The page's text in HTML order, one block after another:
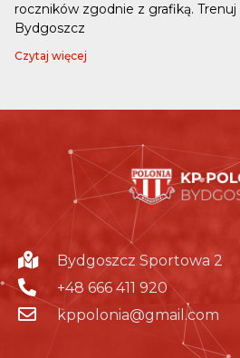
roczników zgodnie z grafiką. Trenuj
Bydgoszcz
Czytaj więcej
Bydgoszcz Sportowa 2
+48 666 411 920
kppolonia@gmail.com